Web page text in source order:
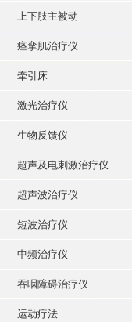
上下肢主被动
痉挛肌治疗仪
牵引床
激光治疗仪
生物反馈仪
超声及电刺激治疗仪
超声波治疗仪
短波治疗仪
中频治疗仪
吞咽障碍治疗仪
运动疗法